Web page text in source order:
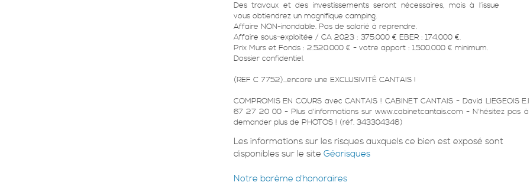
Des travaux et des investissements seront nécessaires, mais à l’issue
vous obtiendrez un magnifique camping.
Affaire NON-inondable. Pas de salarié à reprendre.
Affaire sous-exploitée / CA 2023 : 375.000 € EBER : 174.000 €.
Prix Murs et Fonds : 2.520.000 € - votre apport : 1.500.000 € minimum.
Dossier confidentiel.
(REF C 7752)...encore une EXCLUSIVITÉ CANTAIS !
COMPROMIS EN COURS avec CANTAIS ! CABINET CANTAIS - David LIEGEOIS
67 27 20 00 - Plus d'informations sur www.cabinetcantais.com - N'hésitez pas à
demander plus de PHOTOS ! (réf. 343304346)
Les informations sur les risques auxquels ce bien est exposé sont
disponibles sur le site Géorisques
Notre barème d'honoraires